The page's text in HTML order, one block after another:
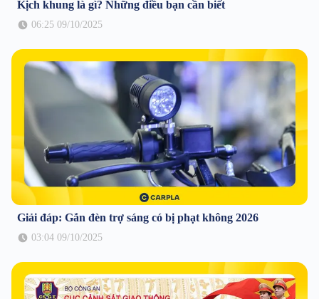
Kịch khung là gì? Những điều bạn cần biết
06:25 09/10/2025
Giải đáp: Gắn đèn trợ sáng có bị phạt không 2026
03:04 09/10/2025